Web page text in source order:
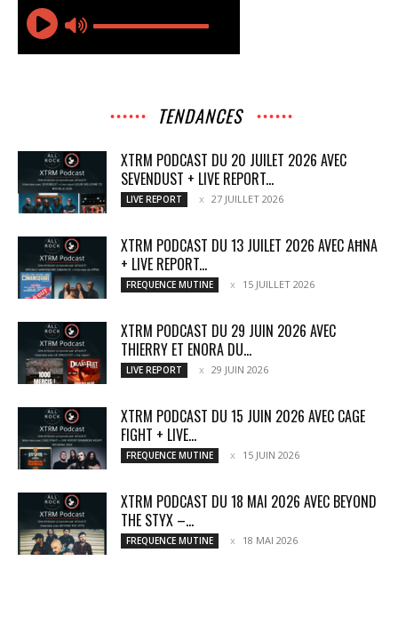
TENDANCES
XTRM PODCAST DU 20 JUILET 2026 AVEC
SEVENDUST + LIVE REPORT...
LIVE REPORT 27 JUILLET 2026
XTRM PODCAST DU 13 JUILET 2026 AVEC AĦNA
+ LIVE REPORT...
FREQUENCE MUTINE 15 JUILLET 2026
XTRM PODCAST DU 29 JUIN 2026 AVEC
THIERRY ET ENORA DU...
LIVE REPORT 29 JUIN 2026
XTRM PODCAST DU 15 JUIN 2026 AVEC CAGE
FIGHT + LIVE...
FREQUENCE MUTINE 15 JUIN 2026
XTRM PODCAST DU 18 MAI 2026 AVEC BEYOND
THE STYX –...
FREQUENCE MUTINE 18 MAI 2026